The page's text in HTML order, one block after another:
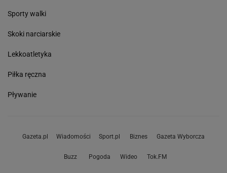
Sporty walki
Skoki narciarskie
Lekkoatletyka
Piłka ręczna
Pływanie
Gazeta.pl Wiadomości Sport.pl Biznes Gazeta Wyborcza
Buzz Pogoda Wideo Tok.FM